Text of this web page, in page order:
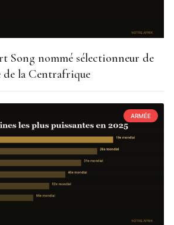
Song nommé sélectionneur de
de la Centrafrique
ARMÉE